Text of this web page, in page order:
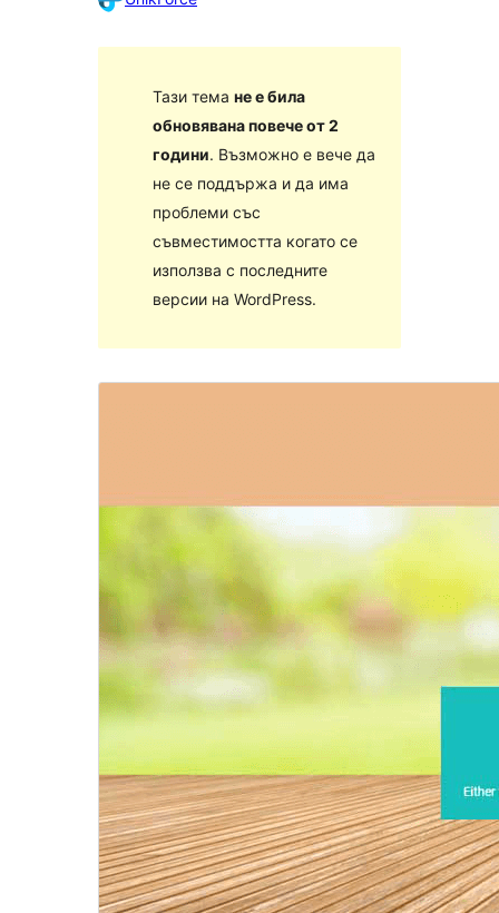
Тази тема не е била
обновявана повече от 2
години. Възможно е вече да
не се поддържа и да има
проблеми със
съвместимостта когато се
използва с последните
версии на WordPress.